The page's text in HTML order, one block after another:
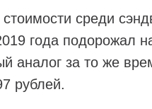
среди
года подорожал
аналог за то же
рублей.